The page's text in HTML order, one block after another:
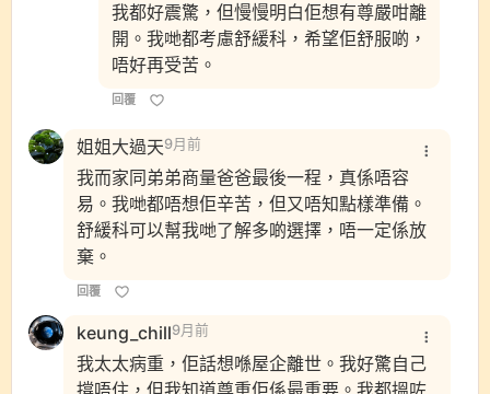
我都好震驚，但慢慢明白佢想有尊嚴咁離
開。我哋都考慮舒緩科，希望佢舒服啲，
唔好再受苦。
回覆
姐姐大過天9月前
我而家同弟弟商量爸爸最後一程，真係唔容
易。我哋都唔想佢辛苦，但又唔知點樣準備。
舒緩科可以幫我哋了解多啲選擇，唔一定係放
棄。
回覆
keung_chill9月前
我太太病重，佢話想喺屋企離世。我好驚自己
撐唔住，但我知道尊重佢係最重要。我都搵咗